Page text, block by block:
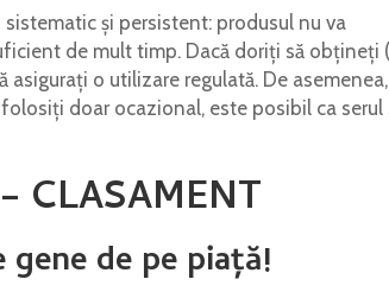
și persistent: produsul nu va
de mult timp. Dacă doriți să obțineți
o utilizare regulată. De asemenea,
doar ocazional, este posibil ca serul
CLASAMENT
de pe piață!